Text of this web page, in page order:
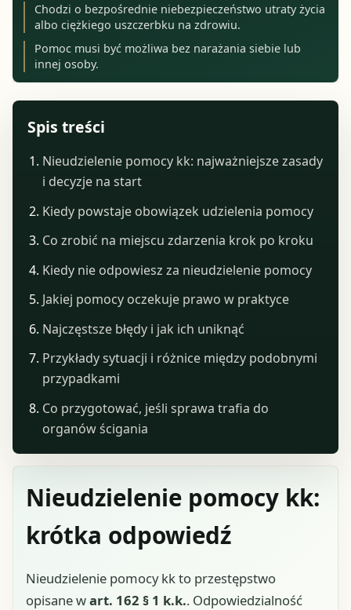
Chodzi o bezpośrednie niebezpieczeństwo utraty życia
albo ciężkiego uszczerbku na zdrowiu.
Pomoc musi być możliwa bez narażania siebie lub
innej osoby.
Nieudzielenie pomocy kk:
krótka odpowiedź
Nieudzielenie pomocy kk to przestępstwo
opisane wart. 162 § 1 k.k.. Odpowiedzialność
Spis treści
Nieudzielenie pomocy kk: najważniejsze zasady
i decyzje na start
Kiedy powstaje obowiązek udzielenia pomocy
Co zrobić na miejscu zdarzenia krok po kroku
Kiedy nie odpowiesz za nieudzielenie pomocy
Jakiej pomocy oczekuje prawo w praktyce
Najczęstsze błędy i jak ich uniknąć
Przykłady sytuacji i różnice między podobnymi
przypadkami
Co przygotować, jeśli sprawa trafia do
organów ścigania